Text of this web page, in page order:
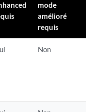
mode
amélioré
requis
Non